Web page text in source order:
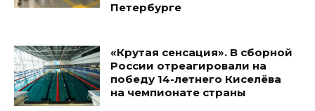
Петербурге
«Крутая сенсация». В сборной
России отреагировали на
победу 14-летнего Киселёва
на чемпионате страны